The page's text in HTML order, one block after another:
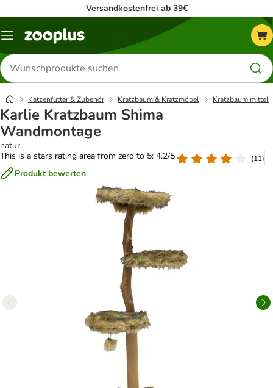
Versandkostenfrei ab 39€
Menü
Produkte
suchen
Katzenfutter & Zubehör Kratzbaum & Kratzmöbel Kratzbaum mittel
Karlie Kratzbaum Shima
Wandmontage
natur
This is a stars rating area from zero to 5: 4.2/5
(11)
Produkt bewerten